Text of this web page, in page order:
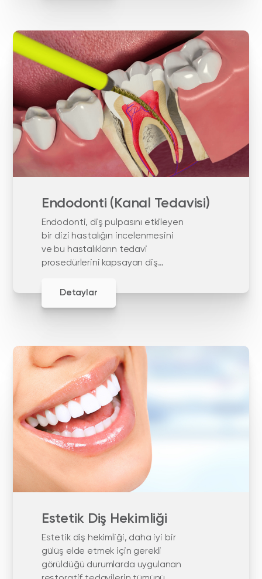
Endodonti (Kanal Tedavisi)
Endodonti, diş pulpasını etkileyen
bir dizi hastalığın incelenmesini
ve bu hastalıkların tedavi
prosedürlerini kapsayan diş
Detaylar
Estetik Diş Hekimliği
Estetik diş hekimliği, daha iyi bir
gülüş elde etmek için gerekli
görüldüğü durumlarda uygulanan